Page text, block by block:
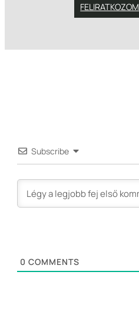
FELIRATKOZOM
Subscribe
0 COMMENTS